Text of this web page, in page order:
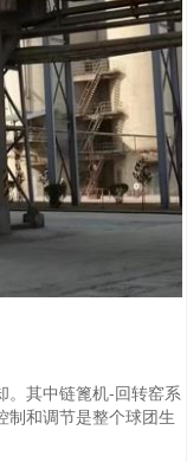
。其中链篦机-回转窑系
制和调节是整个球团生